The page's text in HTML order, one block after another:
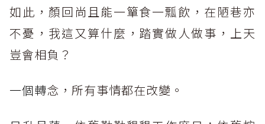
如此，顏回尚且能一簞食一瓢飲，在陋巷亦
不憂，我這又算什麼，踏實做人做事，上天
豈會相負？
一個轉念，所有事情都在改變。